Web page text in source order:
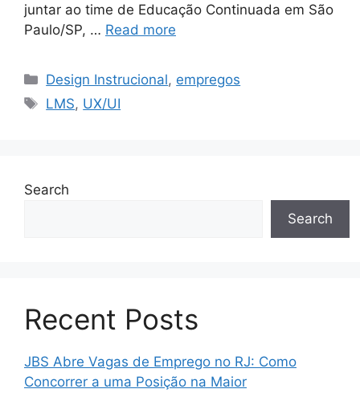
juntar ao time de Educação Continuada em São
Paulo/SP, … Read more
Categories
Design Instrucional, empregos
Tags
LMS, UX/UI
Search
Search
Recent Posts
JBS Abre Vagas de Emprego no RJ: Como
Concorrer a uma Posição na Maior